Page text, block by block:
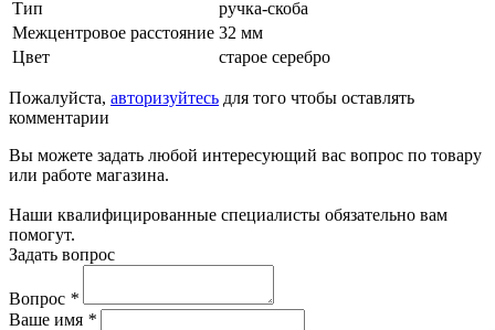
Тип
ручка-скоба
Межцентровое расстояние 32 мм
Цвет
старое серебро
Пожалуйста, авторизуйтесь для того чтобы оставлять
комментарии
Вы можете задать любой интересующий вас вопрос по товару
или работе магазина.
Наши квалифицированные специалисты обязательно вам
помогут.
Задать вопрос
Вопрос *
Ваше имя *